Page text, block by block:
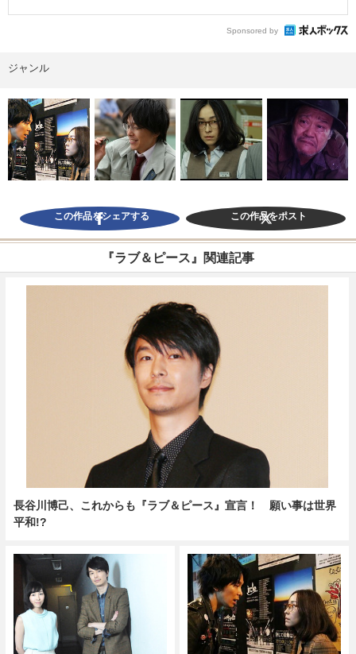
Sponsored by
ジャンル
この作品をシェアする この作品をポスト
『ラブ＆ピース』関連記事
長谷川博己、これからも『ラブ＆ピース』宣言！ 願い事は世界
平和!?